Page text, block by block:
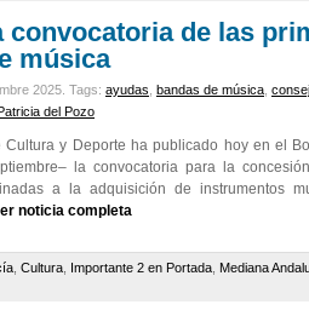
convocatoria de las
música
2025. Tags: ayudas bandas de música
del Pozo
Cultura y Deporte ha publicado hoy en el
la convocatoria para la
a la adquisición de instrumentos
noticia completa
Cultura Importante 2 en Portada Mediana